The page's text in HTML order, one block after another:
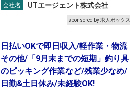
会社名 UTエージェント株式会社
sponsored by 求人ボックス
日払いOKで即日収入/軽作業・物流
その他/「9月末までの短期」釣り具
のピッキング作業など/残業少なめ/
日勤&土日休み/未経験OK!